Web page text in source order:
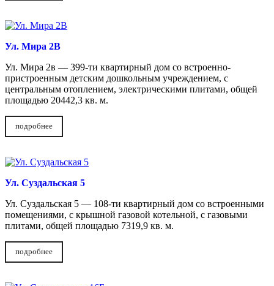
Ул. Мира 2В
Ул. Мира 2в — 399-ти квартирный дом со встроенно-
пристроенным детским дошкольным учреждением, с
центральным отоплением, электрическими плитами, общей
площадью 20442,3 кв. м.
подробнее
Ул. Суздальская 5
Ул. Суздальская 5 — 108-ти квартирный дом со встроенными
помещениями, с крышной газовой котельной, с газовыми
плитами, общей площадью 7319,9 кв. м.
подробнее